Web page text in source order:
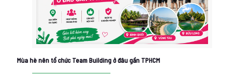
Mùa hè nên tổ chức Team Building ở đâu gần TPHCM